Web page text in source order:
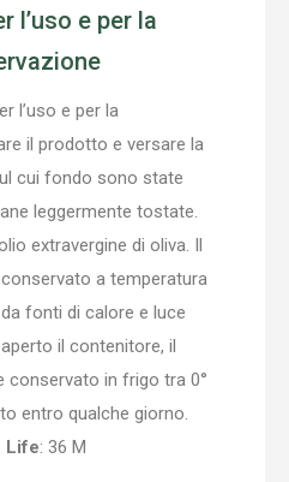
l’uso e per la
l’uso e per la
il prodotto e versare la
cui fondo sono state
leggermente tostate.
extravergine di oliva. Il
a temperatura
fonti di calore e luce
il contenitore, il
conservato in frigo tra 0°
entro qualche giorno.
Life: 36 M